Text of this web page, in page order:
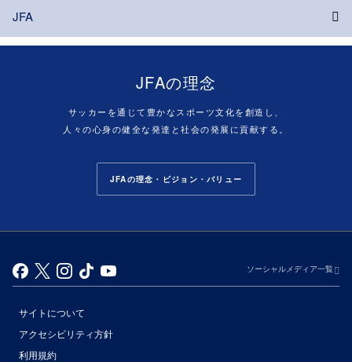
JFA
JFAの理念
サッカーを通じて豊かなスポーツ文化を創造し、
人々の心身の健全な発達と社会の発展に貢献する。
JFAの理念・ビジョン・バリュー
ソーシャルメディア一覧
サイトについて
アクセシビリティ方針
利用規約